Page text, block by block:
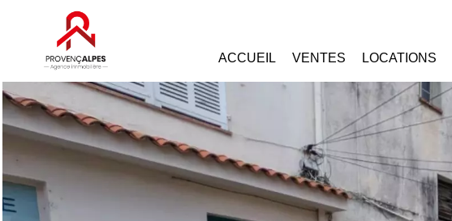
ACCUEIL VENTES LOCATIONS